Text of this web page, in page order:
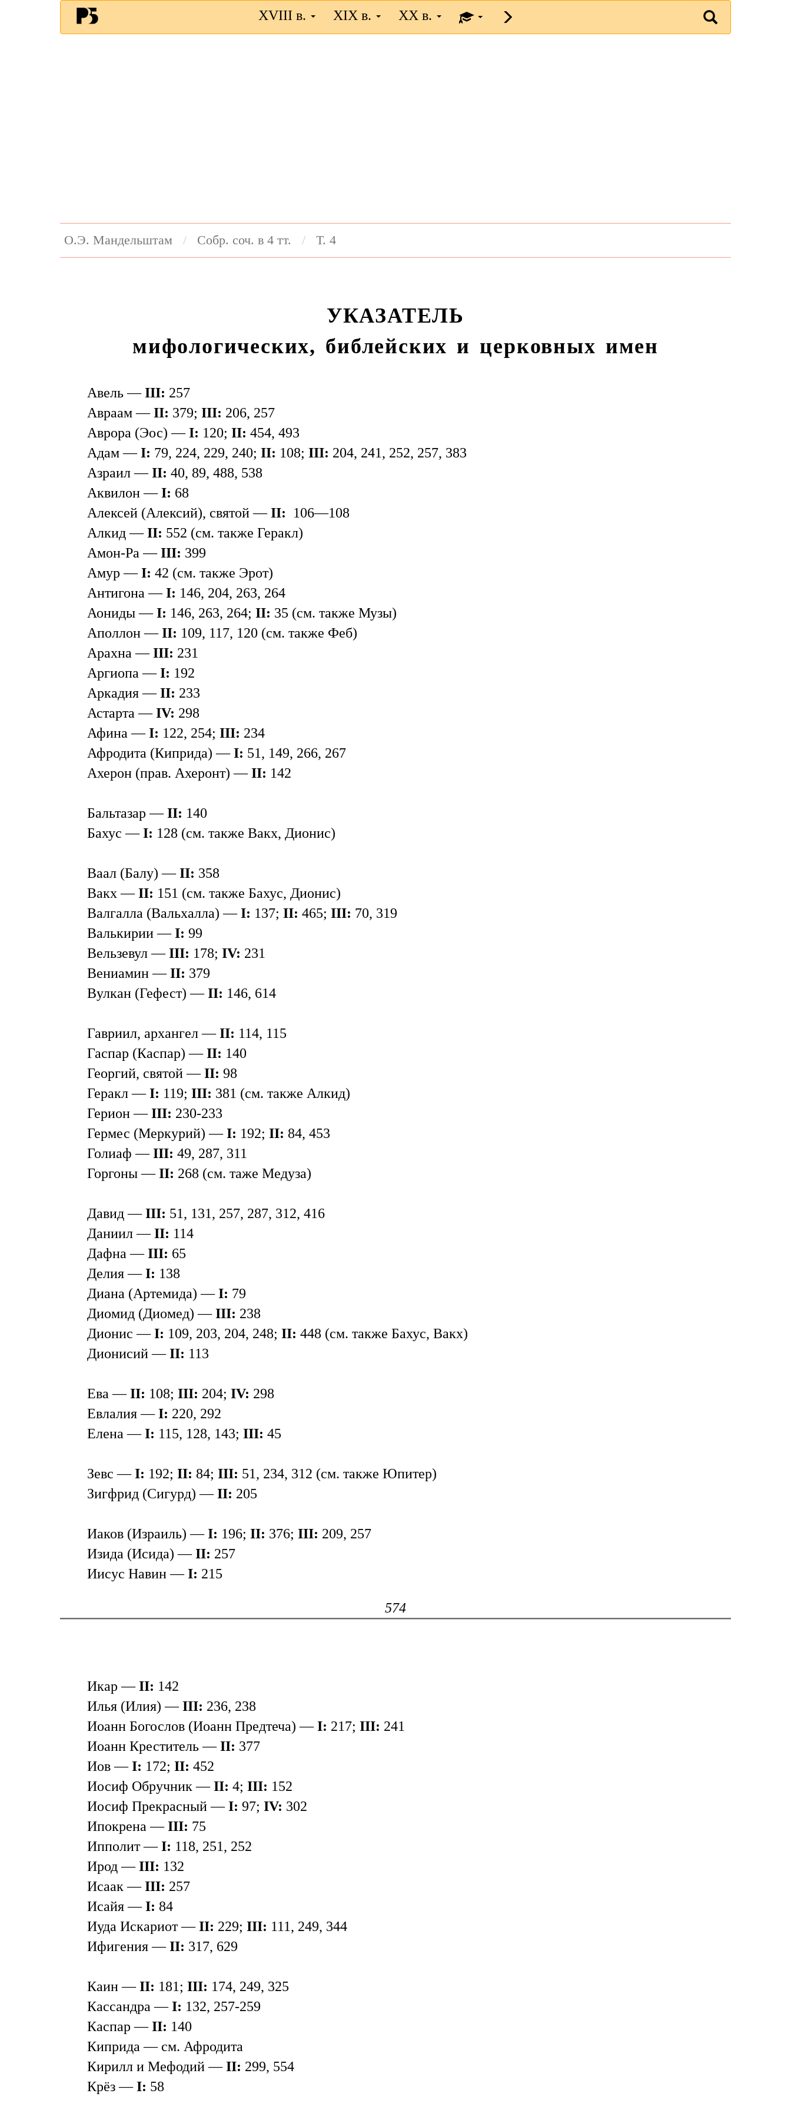
XVIII в. XIX в. XX в.
О.Э. Мандельштам Собр. соч. в 4 тт. Т. 4
УКАЗАТЕЛЬ
мифологических, библейских и церковных имен
Авель —III: 257
Авраам —II: 379; III: 206, 257
Аврора (Эос) —I: 120; II: 454, 493
Адам —I: 79, 224, 229, 240; II: 108; III: 204, 241, 252, 257, 383
Азраил —II: 40, 89, 488, 538
Аквилон —I: 68
Алексей (Алексий), святой —II: 106—108
Алкид —II: 552 (см. также Геракл)
Амон-Ра —III: 399
Амур —I: 42 (см. также Эрот)
Антигона —I: 146, 204, 263, 264
Аониды —I: 146, 263, 264; II: 35 (см. также Музы)
Аполлон —II: 109, 117, 120 (см. также Феб)
Арахна —III: 231
Аргиопа —I: 192
Аркадия —II: 233
Астарта —IV: 298
Афина —I: 122, 254; III: 234
Афродита (Киприда) —I: 51, 149, 266, 267
Ахерон (прав. Ахеронт) —II: 142
Бальтазар —II: 140
Бахус —I: 128 (см. также Вакх, Дионис)
Ваал (Балу) —II: 358
Вакх —II: 151 (см. также Бахус, Дионис)
Валгалла (Вальхалла) —I: 137; II: 465; III: 70, 319
Валькирии —I: 99
Вельзевул —III: 178; IV: 231
Вениамин —II: 379
Вулкан (Гефест) —II: 146, 614
Гавриил, архангел —II: 114, 115
Гаспар (Каспар) —II: 140
Георгий, святой —II: 98
Геракл —I: 119; III: 381 (см. также Алкид)
Герион —III: 230-233
Гермес (Меркурий) —I: 192; II: 84, 453
Голиаф —III: 49, 287, 311
Горгоны —II: 268 (см. таже Медуза)
Давид —III: 51, 131, 257, 287, 312, 416
Даниил —II: 114
Дафна —III: 65
Делия —I: 138
Диана (Артемида) —I: 79
Диомид (Диомед) —III: 238
Дионис —I: 109, 203, 204, 248; II: 448 (см. также Бахус, Вакх)
Дионисий —II: 113
Ева —II: 108; III: 204; IV: 298
Евлалия —I: 220, 292
Елена —I: 115, 128, 143; III: 45
Зевс —I: 192; II: 84; III: 51, 234, 312 (см. также Юпитер)
Зигфрид (Сигурд) —II: 205
Иаков (Израиль) —I: 196; II: 376; III: 209, 257
Изида (Исида) —II: 257
Иисус Навин —I: 215
574
Икар —II: 142
Илья (Илия) —III: 236, 238
Иоанн Богослов (Иоанн Предтеча) —I: 217; III: 241
Иоанн Креститель —II: 377
Иов —I: 172; II: 452
Иосиф Обручник —II: 4; III: 152
Иосиф Прекрасный —I: 97; IV: 302
Ипокрена —III: 75
Ипполит —I: 118, 251, 252
Ирод —III: 132
Исаак —III: 257
Исайя —I: 84
Иуда Искариот —II: 229; III: 111, 249, 344
Ифигения —II: 317, 629
Каин —II: 181; III: 174, 249, 325
Кассандра —I: 132, 257-259
Каспар —II: 140
Киприда — см. Афродита
Кирилл и Мефодий —II: 299, 554
Крёз —I: 58